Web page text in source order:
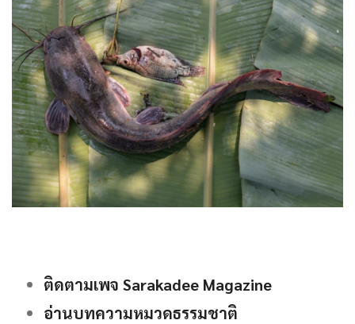
ติดตามเพจ Sarakadee Magazine
อ่านบทความหมวดธรรมชาติ